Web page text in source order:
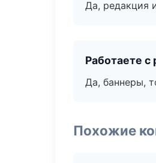
Да, редакция
Работаете с
Да, баннеры,
Похожие